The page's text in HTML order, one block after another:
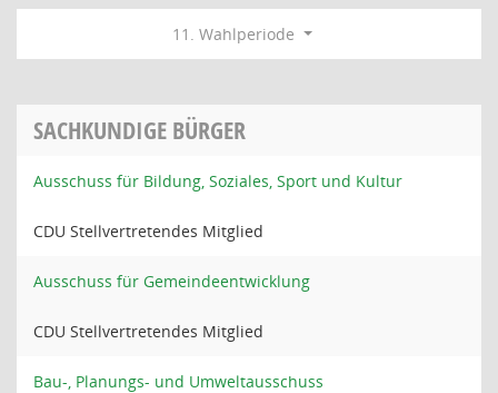
11. Wahlperiode
SACHKUNDIGE BÜRGER
Ausschuss für Bildung, Soziales, Sport und Kultur
CDU Stellvertretendes Mitglied
Ausschuss für Gemeindeentwicklung
CDU Stellvertretendes Mitglied
Bau-, Planungs- und Umweltausschuss